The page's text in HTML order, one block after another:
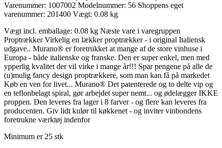
Varenummer: 1007002 Modelnummer: 56 Shoppens eget
varenummer: 201400 Vægt: 0.08 kg
Vægt incl. emballage: 0.08 kg Næste vare i varegruppen
Proptrækker Virkelig en lækker proptrækker - i original Italiensk
udgave.. Murano® er foretrukket at mange af de store vinhuse i
Europa - både italienske og franske. Den er super enkel, men med
ypperlig kvalitet der vil virke i mange år!!! Spar pengene på alle de
(u)mulig fancy design proptrækkere, som man kan få på markedet
Køb en ven for livet... Murano® Det patenterede og to delte vip og
en teflonbelagt spiral, gør arbejdet super nemt... og ødelægger IKKE
proppen. Den leveres fra lager i 8 farver - og flere kan leveres fra
producenten. Giv lidt kulør til køkkenet - og inviter vinbondens
foretrukne værktøj indenfor
Minimum er 25 stk